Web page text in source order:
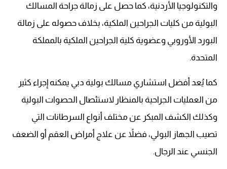
والتكنولوجيا الأردنية، كما حصل على زمالة جراحة المسالك
البولية من كليات الجراحين الملكية، بخلاف حصوله على زمالة
البورد الأوروبي وعضوية كلية الجراحين الملكية بالمملكة
المتحدة.
كما يُعد أفضل استشاري مسالك بولية دبي يمكنه إجراء كثير
من العمليات الجراحية بالمنظار لاستئصال الحصوات البولية
وكذلك الكشف المبكر عن مختلف أنواع السرطانات التي
تصيب الجهاز البولي، فضلاً عن علاج أمراض العقم أو الضعف
الجنسي عند الرجال.